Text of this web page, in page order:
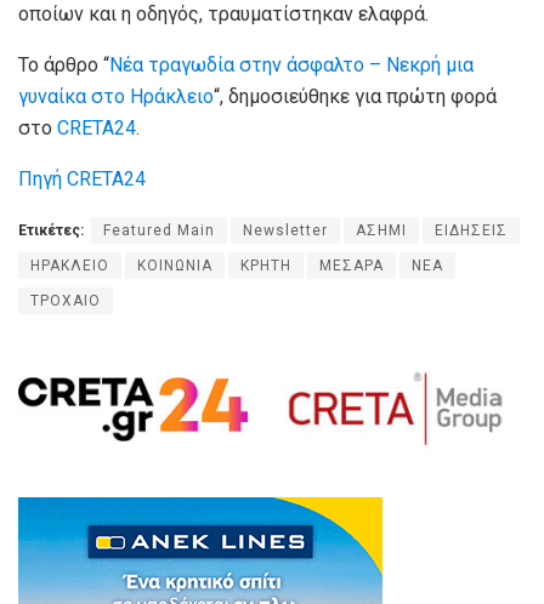
οποίων και η οδηγός, τραυματίστηκαν ελαφρά.
Το άρθρο “Νέα τραγωδία στην άσφαλτο – Νεκρή μια
γυναίκα στο Ηράκλειο“, δημοσιεύθηκε για πρώτη φορά
στο CRETA24.
Πηγή CRETA24
Ετικέτες: Featured Main Newsletter ΑΣΗΜΙ ΕΙΔΗΣΕΙΣ
ΗΡΑΚΛΕΙΟ ΚΟΙΝΩΝΙΑ ΚΡΗΤΗ ΜΕΣΑΡΑ ΝΕΑ
ΤΡΟΧΑΙΟ